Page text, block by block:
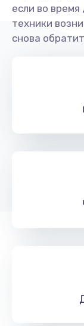
если во
техники
снова